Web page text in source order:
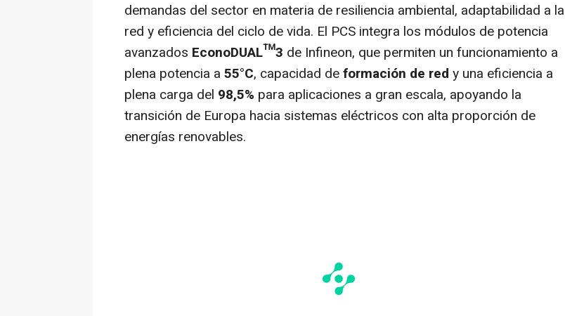
demandas del sector en materia de resiliencia ambiental, adaptabilidad a la
red y eficiencia del ciclo de vida. El PCS integra los módulos de potencia
avanzados EconoDUAL™3 de Infineon, que permiten un funcionamiento a
plena potencia a 55°C, capacidad deformación de red y una eficiencia a
plena carga del 98,5% para aplicaciones a gran escala, apoyando la
transición de Europa hacia sistemas eléctricos con alta proporción de
energías renovables.